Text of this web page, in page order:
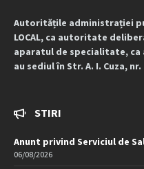
Autoritățile administrației
LOCAL, ca autoritate
aparatul de specialitate,
au sediul în Str. A. I. Cuza, nr.
STIRI
Anunt privind Serviciul de
06/08/2026